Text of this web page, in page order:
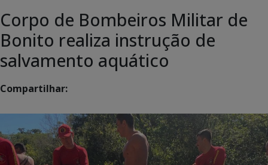
Corpo de Bombeiros Militar de
Bonito realiza instrução de
salvamento aquático
Compartilhar: